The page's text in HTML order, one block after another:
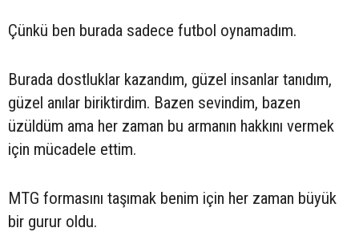
Çünkü ben burada sadece futbol oynamadım.
Burada dostluklar kazandım, güzel insanlar tanıdım,
güzel anılar biriktirdim. Bazen sevindim, bazen
üzüldüm ama her zaman bu armanın hakkını vermek
için mücadele ettim.
MTG formasını taşımak benim için her zaman büyük
bir gurur oldu.